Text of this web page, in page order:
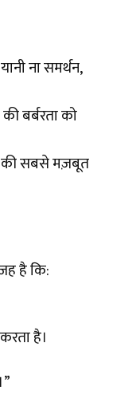
ना समर्थन,
बर्बरता को
की सबसे मज़बूत
है कि:
है।